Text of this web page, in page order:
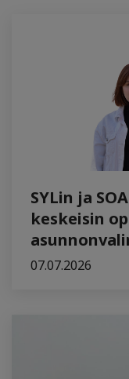
SYLin ja
keskeisin
07.07.2026